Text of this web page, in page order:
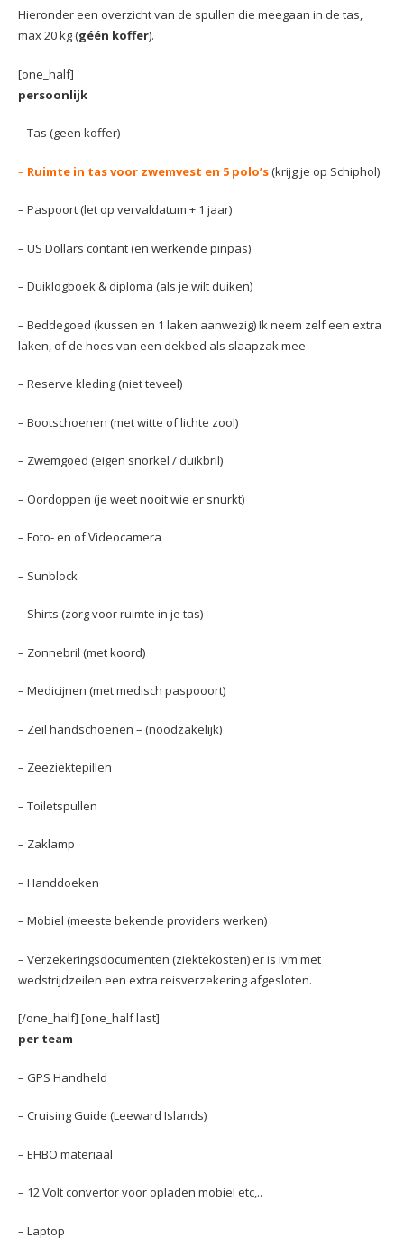
Hieronder een overzicht van de spullen die meegaan in de tas,
max 20 kg (géén koffer).
[one_half]
persoonlijk
– Tas (geen koffer)
– Ruimte in tas voor zwemvest en 5 polo’s(krijg je op Schiphol)
– Paspoort (let op vervaldatum + 1 jaar)
– US Dollars contant (en werkende pinpas)
– Duiklogboek & diploma (als je wilt duiken)
– Beddegoed (kussen en 1 laken aanwezig) Ik neem zelf een extra
laken, of de hoes van een dekbed als slaapzak mee
– Reserve kleding (niet teveel)
– Bootschoenen (met witte of lichte zool)
– Zwemgoed (eigen snorkel / duikbril)
– Oordoppen (je weet nooit wie er snurkt)
– Foto- en of Videocamera
– Sunblock
– Shirts (zorg voor ruimte in je tas)
– Zonnebril (met koord)
– Medicijnen (met medisch paspooort)
– Zeil handschoenen – (noodzakelijk)
– Zeeziektepillen
– Toiletspullen
– Zaklamp
– Handdoeken
– Mobiel (meeste bekende providers werken)
– Verzekeringsdocumenten (ziektekosten) er is ivm met
wedstrijdzeilen een extra reisverzekering afgesloten.
[/one_half] [one_half last]
per team
– GPS Handheld
– Cruising Guide (Leeward Islands)
– EHBO materiaal
– 12 Volt convertor voor opladen mobiel etc,..
– Laptop